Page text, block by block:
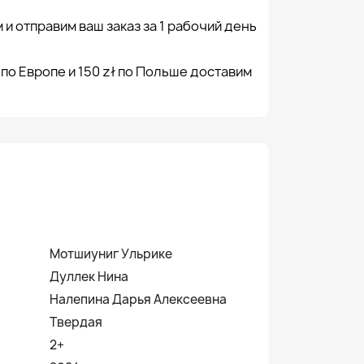
отправим ваш заказ за 1 рабочий день
Европе и 150 zł по Польше доставим
Мотшиуниг Ульрике
Дуллек Нина
Налепина Дарья Алексеевна
Твердая
2+